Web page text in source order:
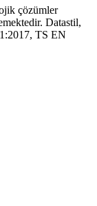
çözümler
Datastil,
TS EN